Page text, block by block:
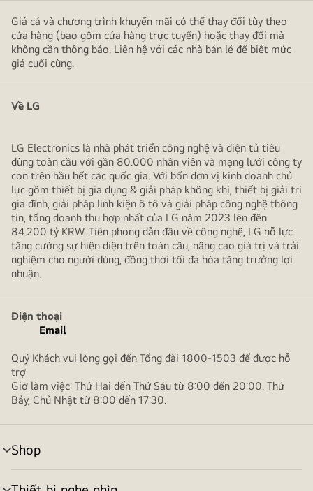
Giá cả và chương trình khuyến mãi có thể thay đổi tùy theo
cửa hàng (bao gồm cửa hàng trực tuyến) hoặc thay đổi mà
không cần thông báo. Liên hệ với các nhà bán lẻ để biết mức
giá cuối cùng.
Về LG
LG Electronics là nhà phát triển công nghệ và điện tử tiêu
dùng toàn cầu với gần 80.000 nhân viên và mạng lưới công ty
con trên hầu hết các quốc gia. Với bốn đơn vị kinh doanh chủ
lực gồm thiết bị gia dụng & giải pháp không khí, thiết bị giải trí
gia đình, giải pháp linh kiện ô tô và giải pháp công nghệ thông
tin, tổng doanh thu hợp nhất của LG năm 2023 lên đến
84.200 tỷ KRW. Tiên phong dẫn đầu về công nghệ, LG nỗ lực
tăng cường sự hiện diện trên toàn cầu, nâng cao giá trị và trải
nghiệm cho người dùng, đồng thời tối đa hóa tăng trưởng lợi
nhuận.
Điện thoại
Email
Quý Khách vui lòng gọi đến Tổng đài 1800-1503 để được hỗ
trợ
Giờ làm việc: Thứ Hai đến Thứ Sáu từ 8:00 đến 20:00. Thứ
Bảy, Chủ Nhật từ 8:00 đến 17:30.
Shop
bật/tắt
menu